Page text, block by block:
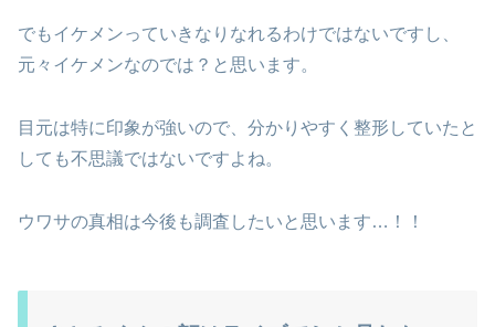
でもイケメンっていきなりなれるわけではないですし、
元々イケメンなのでは？と思います。
目元は特に印象が強いので、分かりやすく整形していたと
しても不思議ではないですよね。
ウワサの真相は今後も調査したいと思います…！！